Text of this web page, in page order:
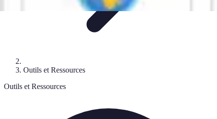
Outils et Ressources
Outils et Ressources